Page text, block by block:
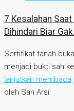
7 Kesalahan
Dihindari Biar
Sertifikat tanah
menjadi bukti sah
lanjutkan membaca
oleh San Arsi